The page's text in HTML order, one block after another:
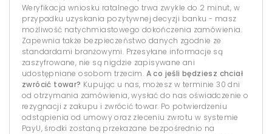
Weryfikacja wniosku ratalnego trwa zwykle do 2 minut, w
przypadku uzyskania pozytywnej decyzji banku - masz
możliwość natychmiastowego dokończenia zamówienia.
Zapewnia także bezpieczeństwo danych zgodnie ze
standardami branżowymi. Przesyłane informacje są
zaszyfrowane, nie są nigdzie zapisywane ani
udostępniane osobom trzecim. A co jeśli będziesz chciał
zwrócić towar? Kupując u nas, możesz w terminie 30 dni
od otrzymania zamówienia, wysłać do nas oświadczenie o
rezygnacji z zakupu i zwrócić towar. Po potwierdzeniu
odstąpienia od umowy oraz zleceniu zwrotu w systemie
PayU, środki zostaną przekazane bezpośrednio na